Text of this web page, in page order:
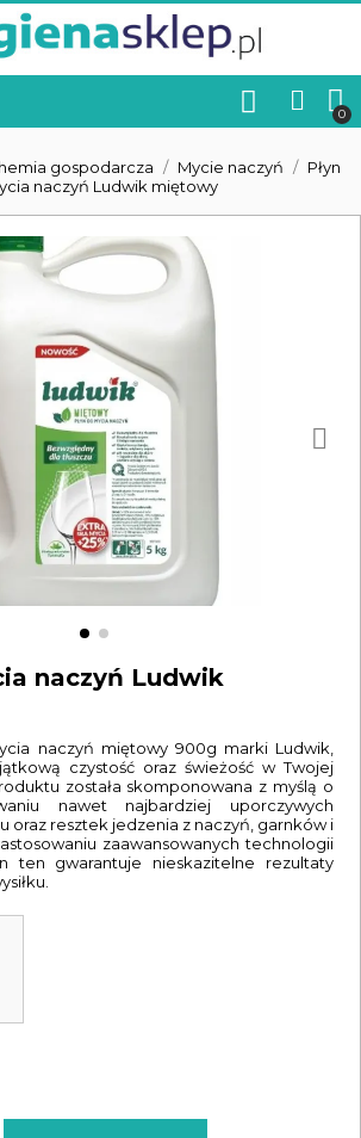
gospodarcza Mycie naczyń
Płyn
naczyń Ludwik miętowy
naczyń Ludwik
naczyń miętowy 900g marki Ludwik,
czystość oraz świeżość w Twojej
została skomponowana z myślą o
nawet najbardziej uporczywych
oraz resztek jedzenia z naczyń, garnków i
zaawansowanych technologii
ten gwarantuje nieskazitelne rezultaty